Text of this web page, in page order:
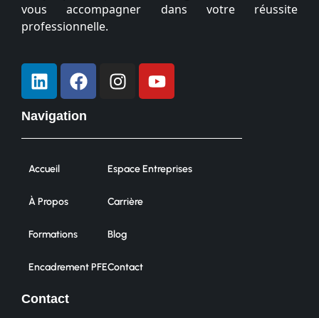
vous accompagner dans votre réussite
professionnelle.
Navigation
Accueil
À Propos
Formations
Encadrement PFE
Espace Entreprises
Carrière
Blog
Contact
Contact